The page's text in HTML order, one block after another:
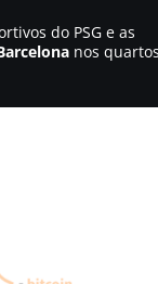
do PSG e as
nos